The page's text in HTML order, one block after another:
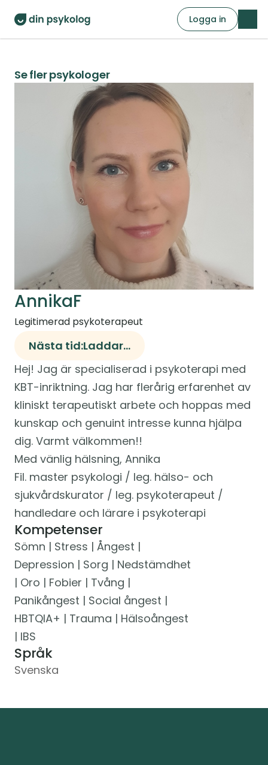
Logga in
Se fler psykologer
AnnikaF
Legitimerad psykoterapeut
Nästa tid:Laddar...
Hej! Jag är specialiserad i psykoterapi med
KBT-inriktning. Jag har flerårig erfarenhet av
kliniskt terapeutiskt arbete och hoppas med
kunskap och genuint intresse kunna hjälpa
dig. Varmt välkommen!!
Med vänlig hälsning, Annika
Fil. master psykologi / leg. hälso- och
sjukvårdskurator / leg. psykoterapeut /
handledare och lärare i psykoterapi
Kompetenser
Sömn | Stress | Ångest |
Depression | Sorg | Nedstämdhet
| Oro | Fobier | Tvång |
Panikångest | Social ångest |
HBTQIA+ | Trauma | Hälsoångest
| IBS
Språk
Svenska